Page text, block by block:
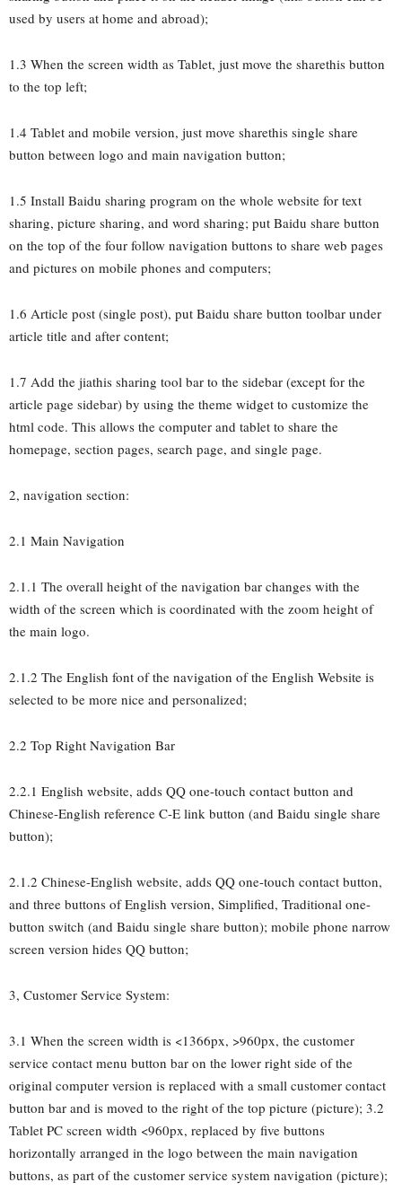
used by users at home and abroad);
1.3 When the screen width as Tablet, just move the sharethis button
to the top left;
1.4 Tablet and mobile version, just move sharethis single share
button between logo and main navigation button;
1.5 Install Baidu sharing program on the whole website for text
sharing, picture sharing, and word sharing; put Baidu share button
on the top of the four follow navigation buttons to share web pages
and pictures on mobile phones and computers;
1.6 Article post (single post), put Baidu share button toolbar under
article title and after content;
1.7 Add the jiathis sharing tool bar to the sidebar (except for the
article page sidebar) by using the theme widget to customize the
html code. This allows the computer and tablet to share the
homepage, section pages, search page, and single page.
2, navigation section:
2.1 Main Navigation
2.1.1 The overall height of the navigation bar changes with the
width of the screen which is coordinated with the zoom height of
the main logo.
2.1.2 The English font of the navigation of the English Website is
selected to be more nice and personalized;
2.2 Top Right Navigation Bar
2.2.1 English website, adds QQ one-touch contact button and
Chinese-English reference C-E link button (and Baidu single share
button);
2.1.2 Chinese-English website, adds QQ one-touch contact button,
and three buttons of English version, Simplified, Traditional one-
button switch (and Baidu single share button); mobile phone narrow
screen version hides QQ button;
3, Customer Service System:
3.1 When the screen width is <1366px, >960px, the customer
service contact menu button bar on the lower right side of the
original computer version is replaced with a small customer contact
button bar and is moved to the right of the top picture (picture); 3.2
Tablet PC screen width <960px, replaced by five buttons
horizontally arranged in the logo between the main navigation
buttons, as part of the customer service system navigation (picture);